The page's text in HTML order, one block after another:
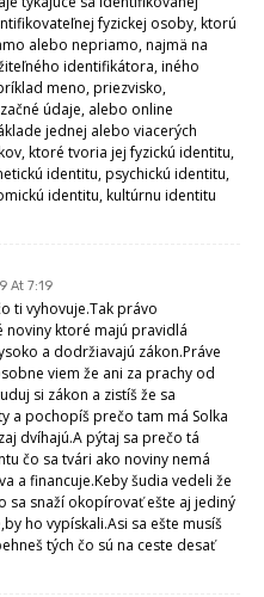
fyzickej osoby, ktorú
alebo nepriamo, najmä na
identifikátora, iného
meno, priezvisko,
údaje, alebo online
jednej alebo viacerých
ktoré tvoria jej fyzickú identitu,
identitu, psychickú identitu,
identitu, kultúrnu identitu
At 7:19
ti vyhovuje.Tak právo
noviny ktoré majú pravidlá
a dodržiavajú zákon.Práve
viem že ani za prachy od
si zákon a zistíš že sa
a pochopíš prečo tam má Solka
dvíhajú.A pýtaj sa prečo tá
čo sa tvári ako noviny nemá
a financuje.Keby šudia vedeli že
sa snaží okopírovať ešte aj jediný
ho vypískali.Asi sa ešte musíš
tých čo sú na ceste desať